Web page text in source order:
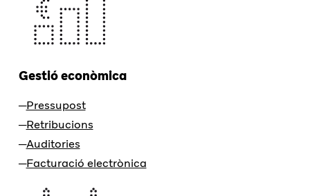
Gestió econòmica
Pressupost
Retribucions
Auditories
Facturació electrònica